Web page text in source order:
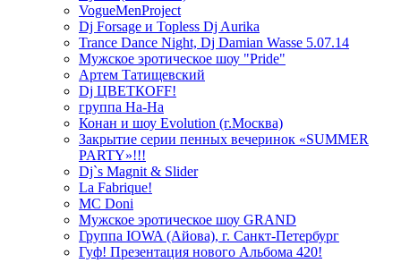
VogueMenProject
Dj Forsage и Topless Dj Aurika
Trance Dance Night, Dj Damian Wasse 5.07.14
Мужское эротическое шоу "Pride"
Артем Татищевский
Dj ЦВЕТКOFF!
группа На-На
Конан и шоу Evolution (г.Москва)
Закрытие серии пенных вечеринок «SUMMER
PARTY»!!!
Dj`s Magnit & Slider
La Fabrique!
MC Doni
Мужское эротическое шоу GRAND
Группа IOWA (Айова), г. Санкт-Петербург
Гуф! Презентация нового Альбома 420!